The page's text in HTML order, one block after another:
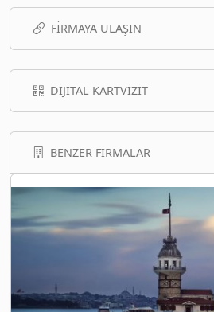
FIRMAYA ULAŞIN
DIJITAL KARTVIZIT
BENZER FIRMALAR